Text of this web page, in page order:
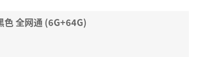
色 全网通 (6G+64G)